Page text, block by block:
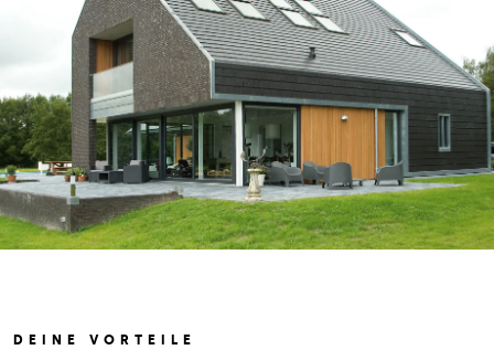
DEINE VORTEILE